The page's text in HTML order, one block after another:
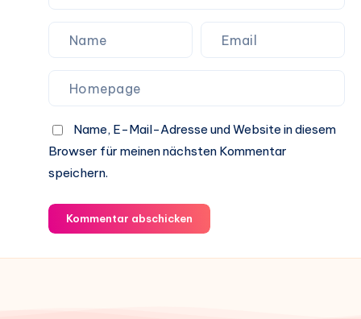
Name, E-Mail-Adresse und Website in diesem
Browser für meinen nächsten Kommentar
speichern.
Kommentar abschicken